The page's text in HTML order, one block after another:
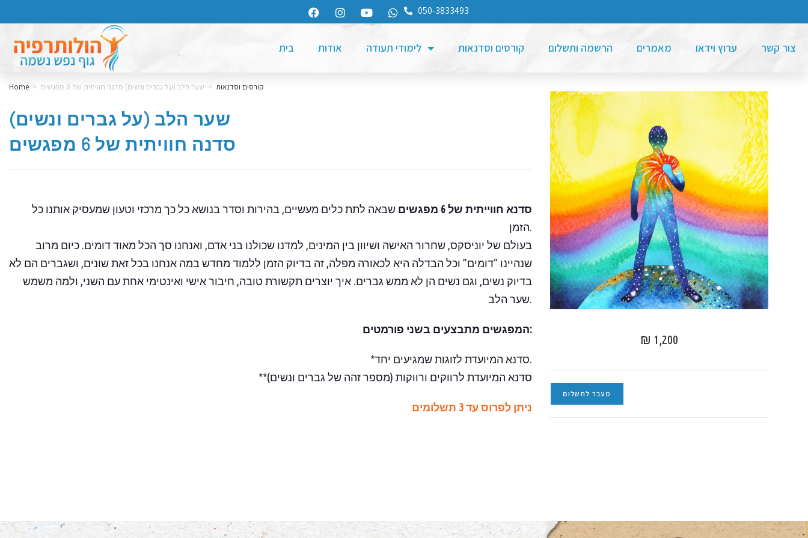
050-3833493
בית אודות לימודי תעודה קורסים וסדנאות הרשמה ותשלום מאמרים ערוץ וידאו צור קשר
Home > קורסים וסדנאות > שער הלב (על גברים ונשים) סדנה חוויתית של 6 מפגשים
שער הלב (על גברים ונשים)
סדנה חוויתית של 6 מפגשים
סדנא חווייתית של 6 מפגשים
שבאה לתת כלים מעשיים, בהירות וסדר בנושא כל כך מרכזי וטעון שמעסיק אותנו כל
הזמן.
בעולם של יוניסקס, שחרור האישה ושיוון בין המינים, למדנו שכולנו בני אדם, ואנחנו סך הכל מאוד דומים. כיום מרוב
שנהיינו “דומים” וכל הבדלה היא לכאורה מפלה, זה בדיוק הזמן ללמוד מחדש במה אנחנו בכל זאת שונים, ושגברים הם לא
בדיוק נשים, וגם נשים הן לא ממש גברים. איך יוצרים תקשורת טובה, חיבור אישי ואינטימי אחת עם השני, ולמה משמש
שער הלב.
המפגשים מתבצעים בשני פורמטים:
*סדנא המיועדת לזוגות שמגיעים יחד.
**סדנא המיועדת לרווקים ורווקות (מספר זהה של גברים ונשים)
ניתן לפרוס עד 3 תשלומים
₪ 1,200
מעבר לתשלום